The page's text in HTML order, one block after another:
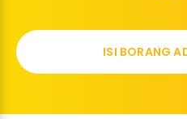
ISI BORANG